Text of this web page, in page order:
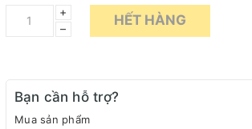
+
–
HẾT HÀNG
Bạn cần hỗ trợ?
Mua sản phẩm